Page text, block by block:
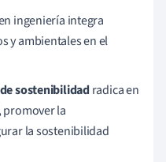
ingeniería integra
y ambientales en el
sostenibilidadradica en
la
la sostenibilidad